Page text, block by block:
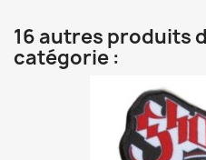
16 autres produits
catégorie :